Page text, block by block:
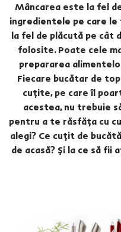
Mâncarea este la fel
ingredientele pe care
la fel de plăcută pe cât
folosite. Poate cele
prepararea
Fiecare bucătar de
cuțite, pe care îl
acestea, nu trebuie
pentru a te răsfăța cu
alegi? Ce cuțit de
de acasă? Și la ce să fii